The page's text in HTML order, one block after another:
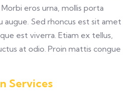
eros urna, mollis porta
augue. Sed rhoncus est sit amet
est viverra. Etiam ex tellus,
at odio. Proin mattis congue
Services